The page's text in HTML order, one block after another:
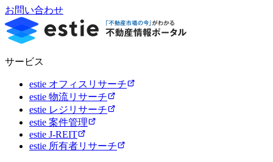
お問い合わせ
サービス
estie オフィスリサーチ
estie 物流リサーチ
estie レジリサーチ
estie 案件管理
estie J-REIT
estie 所有者リサーチ